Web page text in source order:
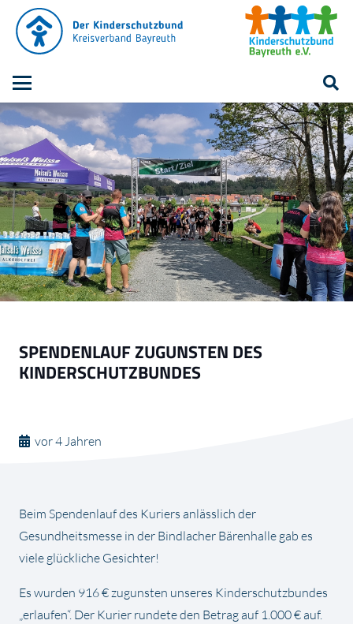
SPENDENLAUF ZUGUNSTEN DES
KINDERSCHUTZBUNDES
vor 4 Jahren
Beim Spendenlauf des Kuriers anlässlich der
Gesundheitsmesse in der Bindlacher Bärenhalle gab es
viele glückliche Gesichter!
Es wurden 916 € zugunsten unseres Kinderschutzbundes
„erlaufen“. Der Kurier rundete den Betrag auf 1.000 € auf.